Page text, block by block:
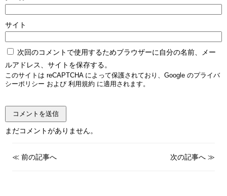
サイト
次回のコメントで使用するためブラウザーに自分の名前、メー
ルアドレス、サイトを保存する。
このサイトは reCAPTCHA によって保護されており、Google のプライバ
シーポリシー および 利用規約 に適用されます。
まだコメントがありません。
≪前の記事へ 次の記事へ≫